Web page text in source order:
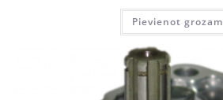
Pievienot grozam